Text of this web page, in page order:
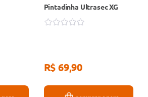
Pintadinha Ultrasec XG
R$ 69,90